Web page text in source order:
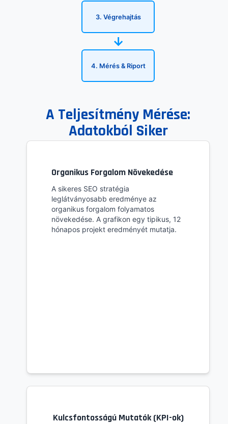
3. Végrehajtás
→
4. Mérés & Riport
A Teljesítmény Mérése:
Adatokból Siker
Organikus Forgalom Növekedése
A sikeres SEO stratégia
leglátványosabb eredménye az
organikus forgalom folyamatos
növekedése. A grafikon egy tipikus, 12
hónapos projekt eredményét mutatja.
Kulcsfontosságú Mutatók (KPI-ok)